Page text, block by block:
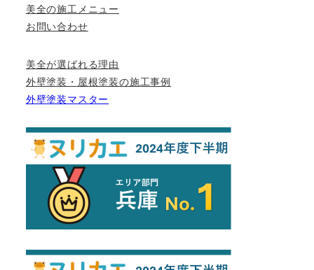
美全の施工メニュー
お問い合わせ
美全が選ばれる理由
外壁塗装・屋根塗装の施工事例
外壁塗装マスター